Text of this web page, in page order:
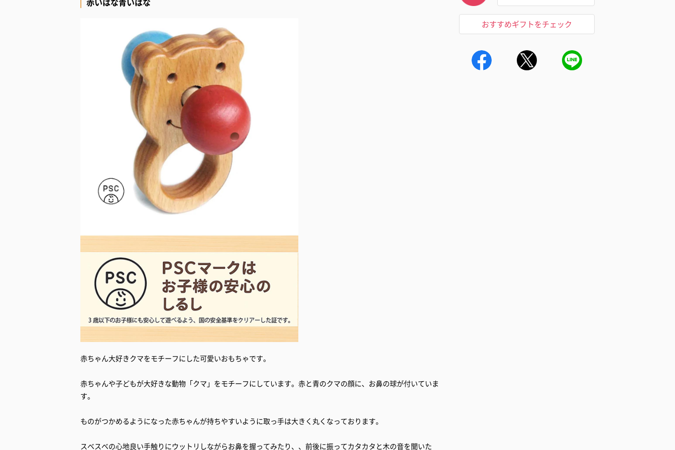
赤ちゃん大好きクマをモチーフにした可愛いおもちゃです。
赤ちゃんや子どもが大好きな動物「クマ」をモチーフにしています。赤と青のクマの顔に、お鼻の球が付いていま
す。
ものがつかめるようになった赤ちゃんが持ちやすいように取っ手は大きく丸くなっております。
スベスベの心地良い手触りにウットリしながらお鼻を握ってみたり、、前後に振ってカタカタと木の音を聞いた
おすすめギフトをチェック